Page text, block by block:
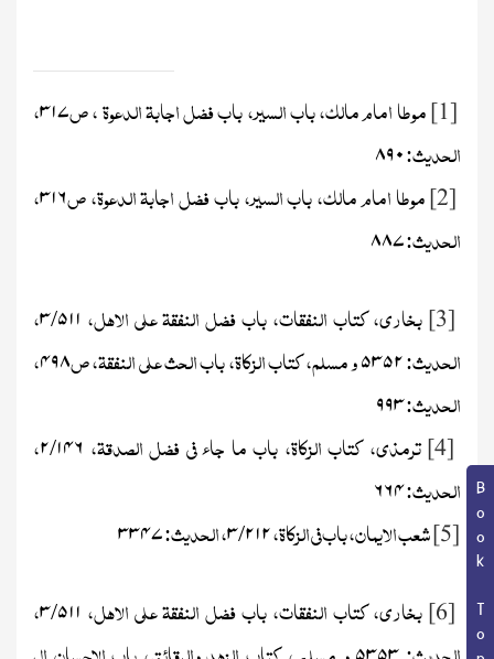
Book Topic
[1]موطا امام مالک، باب السیر، باب فضل اجابۃ الدعوۃ ، ص۳۱۷،
الحدیث:۸۹۰
[2]موطا امام مالک، باب السیر، باب فضل اجابۃ الدعوۃ، ص۳۱۶،
الحدیث:۸۸۷
[3]بخاری، کتاب النفقات، باب فضل النفقۃ علی الاھل، ۳/۵۱۱ ،
الحدیث:۵۳۵۲و مسلم، کتاب الزکاۃ، باب الحث علی النفقۃ، ص۴۹۸،
الحدیث:۹۹۳
[4]ترمذی، کتاب الزکاۃ، باب ما جاء فی فضل الصدقۃ، ۲/۱۴۶ ،
الحدیث:۶۶۴
[5]شعب الایمان، باب فی الزکاۃ، ۳/۲۱۲ ، الحدیث:۳۳۴۷
[6]بخاری، کتاب النفقات، باب فضل النفقۃ علی الاہل، ۳/۵۱۱ ،